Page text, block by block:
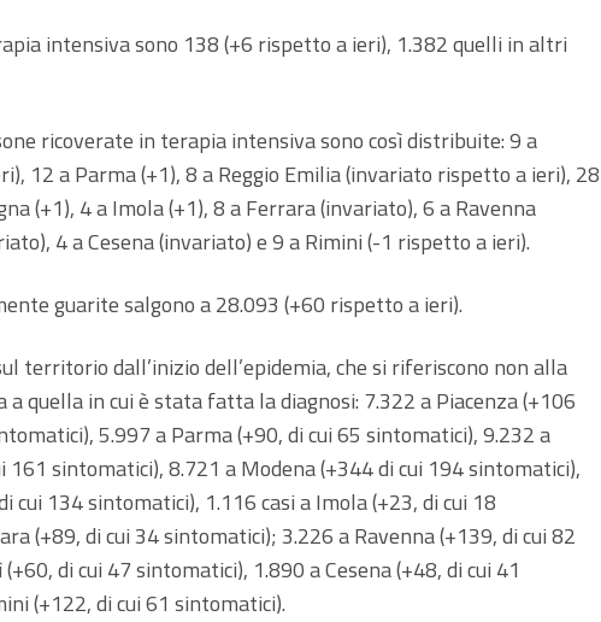
intensiva sono 138 (+6 rispetto a ieri), 1.382 quelli in altri
ricoverate in terapia intensiva sono così distribuite: 9 a
12 a Parma (+1), 8 a Reggio Emilia (invariato rispetto a ieri), 28
(+1), 4 a Imola (+1), 8 a Ferrara (invariato), 6 a Ravenna
4 a Cesena (invariato) e 9 a Rimini (-1 rispetto a ieri).
guarite salgono a 28.093 (+60 rispetto a ieri).
territorio dall’inizio dell’epidemia, che si riferiscono non alla
a quella in cui è stata fatta la diagnosi: 7.322 a Piacenza (+106
5.997 a Parma (+90, di cui 65 sintomatici), 9.232 a
161 sintomatici), 8.721 a Modena (+344 di cui 194 sintomatici),
cui 134 sintomatici), 1.116 casi a Imola (+23, di cui 18
(+89, di cui 34 sintomatici); 3.226 a Ravenna (+139, di cui 82
di cui 47 sintomatici), 1.890 a Cesena (+48, di cui 41
(+122, di cui 61 sintomatici).